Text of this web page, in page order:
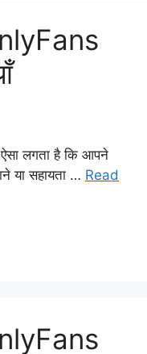
लगता है कि आपने
या सहायता … Read